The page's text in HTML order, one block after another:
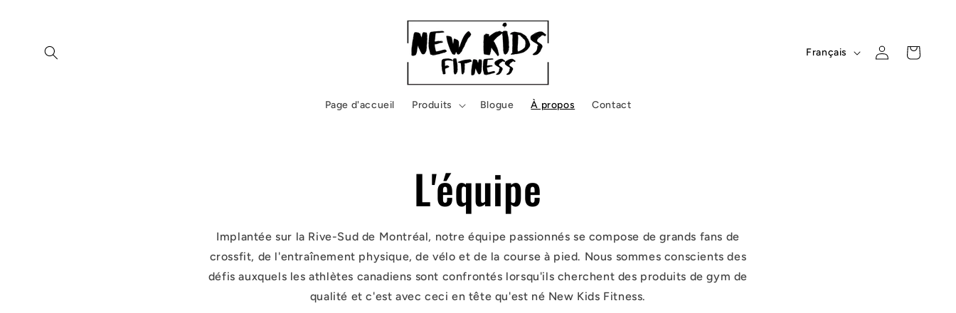
Page d'accueil Produits Blogue À propos Contact
LFrançais ConnexionPanier
L'équipe
Implantée sur la Rive-Sud de Montréal, notre équipe passionnés se compose de grands fans de
crossfit, de l'entraînement physique, de vélo et de la course à pied. Nous sommes conscients des
défis auxquels les athlètes canadiens sont confrontés lorsqu'ils cherchent des produits de gym de
qualité et c'est avec ceci en tête qu'est né New Kids Fitness.